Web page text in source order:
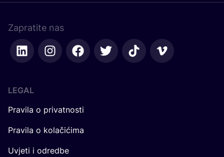
Zapratite nas
LEGAL
Pravila o privatnosti
Pravila o kolačićima
Uvjeti i odredbe